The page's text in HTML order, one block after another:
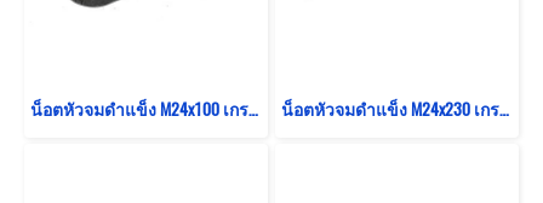
น็อตหัวจมดำแข็ง M24x100 เกรด 12.9 เกลียวตลอด น็อตหัวจมดำแข็ง M24x230 เกรด 12.9 เกลียวไม่ตลอด